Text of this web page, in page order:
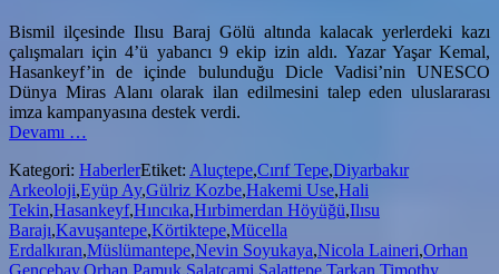
Bismil ilçesinde Ilısu Baraj Gölü altında kalacak yerlerdeki kazı
çalışmaları için 4’ü yabancı 9 ekip izin aldı. Yazar Yaşar Kemal,
Hasankeyf’in de içinde bulunduğu Dicle Vadisi’nin UNESCO
Dünya Miras Alanı olarak ilan edilmesini talep eden uluslararası
imza kampanyasına destek verdi.
Devamı
Ekip
Kazı
Yapacak
…
Kategori: HaberlerEtiket: Aluçtepe,Cırıf Tepe,Diyarbakır
Arkeoloji,Eyüp Ay,Gülriz Kozbe,Hakemi Use,Hali
Tekin,Hasankeyf,Hıncıka,Hırbimerdan Höyüğü,Ilısu
Barajı,Kavuşantepe,Körtiktepe,Mücella
Erdalkıran,Müslümantepe,Nevin Soyukaya,Nicola Laineri,Orhan
Gencebay,Orhan Pamuk,Salatcami,Salattepe,Tarkan,Timothy